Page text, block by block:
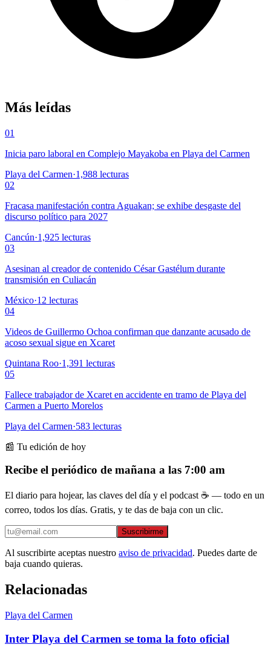
Más leídas
01
Inicia paro laboral en Complejo Mayakoba en Playa del Carmen
Playa del Carmen·1,988 lecturas
02
Fracasa manifestación contra Aguakan; se exhibe desgaste del
discurso político para 2027
Cancún·1,925 lecturas
03
Asesinan al creador de contenido César Gastélum durante
transmisión en Culiacán
México·12 lecturas
04
Videos de Guillermo Ochoa confirman que danzante acusado de
acoso sexual sigue en Xcaret
Quintana Roo·1,391 lecturas
05
Fallece trabajador de Xcaret en accidente en tramo de Playa del
Carmen a Puerto Morelos
Playa del Carmen·583 lecturas
📰 Tu edición de hoy
Recibe el periódico de mañana a las 7:00 am
El diario para hojear, las claves del día y el podcast ☕ — todo en un
correo, todos los días. Gratis, y te das de baja con un clic.
Suscribirme
Al suscribirte aceptas nuestro aviso de privacidad. Puedes darte de
baja cuando quieras.
Relacionadas
Playa del Carmen
Inter Playa del Carmen se toma la foto oficial